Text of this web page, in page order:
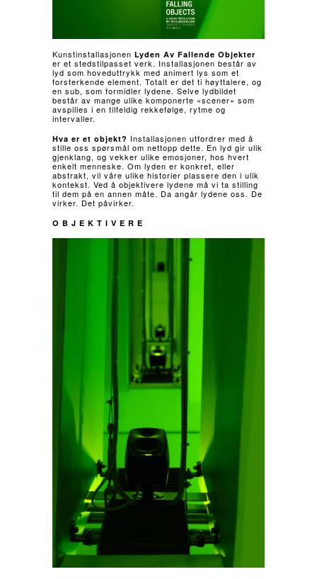
Kunstinstallasjonen Lyden Av Fallende Objekter
er et stedstilpasset verk. Installasjonen består av
lyd som hoveduttrykk med animert lys som et
forsterkende element. Totalt er det ti høyttalere, og
en sub, som formidler lydene. Selve lydbildet
består av mange ulike komponerte «scener» som
avspilles i en tilfeldig rekkefølge, rytme og
intervaller.
Hva er et objekt? Installasjonen utfordrer med å
stille oss spørsmål om nettopp dette. En lyd gir ulik
gjenklang, og vekker ulike emosjoner, hos hvert
enkelt menneske. Om lyden er konkret, eller
abstrakt, vil våre ulike historier plassere den i ulik
kontekst. Ved å objektivere lydene må vi ta stilling
til dem på en annen måte. Da angår lydene oss. De
virker. Det påvirker.
O B J E K T I V E R E